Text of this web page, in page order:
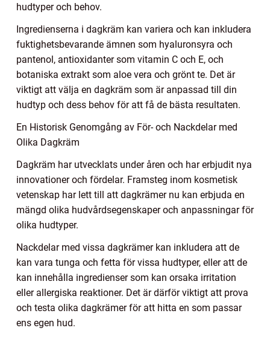
hudtyper och behov.
Ingredienserna i dagkräm kan variera och kan inkludera
fuktighetsbevarande ämnen som hyaluronsyra och
pantenol, antioxidanter som vitamin C och E, och
botaniska extrakt som aloe vera och grönt te. Det är
viktigt att välja en dagkräm som är anpassad till din
hudtyp och dess behov för att få de bästa resultaten.
En Historisk Genomgång av För- och Nackdelar med
Olika Dagkräm
Dagkräm har utvecklats under åren och har erbjudit nya
innovationer och fördelar. Framsteg inom kosmetisk
vetenskap har lett till att dagkrämer nu kan erbjuda en
mängd olika hudvårdsegenskaper och anpassningar för
olika hudtyper.
Nackdelar med vissa dagkrämer kan inkludera att de
kan vara tunga och fetta för vissa hudtyper, eller att de
kan innehålla ingredienser som kan orsaka irritation
eller allergiska reaktioner. Det är därför viktigt att prova
och testa olika dagkrämer för att hitta en som passar
ens egen hud.